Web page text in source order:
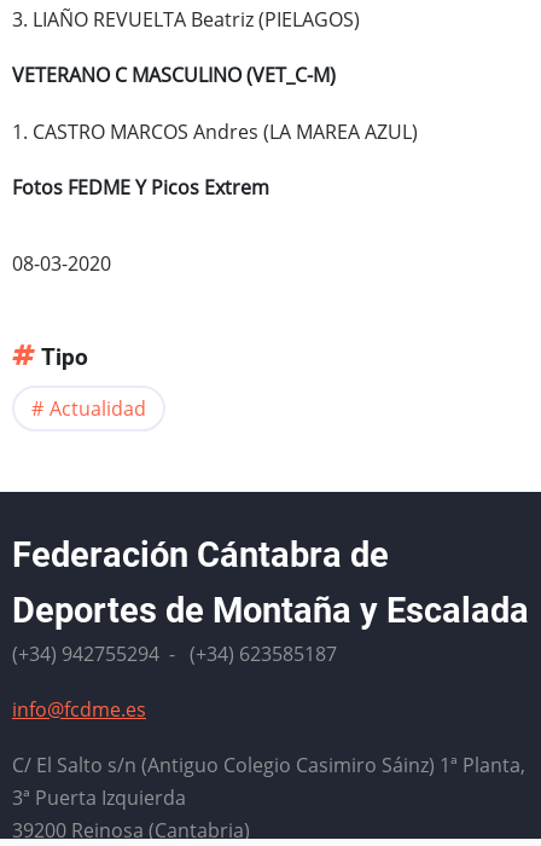
3. LIAÑO REVUELTA Beatriz (PIELAGOS)
VETERANO C MASCULINO (VET_C-M)
1. CASTRO MARCOS Andres (LA MAREA AZUL)
Fotos FEDME Y Picos Extrem
08-03-2020
Tipo
Actualidad
Federación Cántabra de
Deportes de Montaña y Escalada
(+34) 942755294 - (+34) 623585187
info@fcdme.es
C/ El Salto s/n (Antiguo Colegio Casimiro Sáinz) 1ª Planta,
3ª Puerta Izquierda
39200 Reinosa (Cantabria)